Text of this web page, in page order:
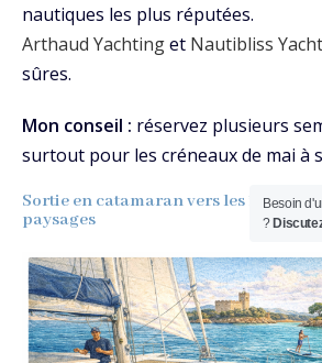
nautiques les plus réputées.
Arthaud Yachtinget Nautibliss Yacht
sûres.
Mon conseil : réservez plusieurs
surtout pour les créneaux de mai à
Sortie en catamaran vers les îles :
paysages
Besoin
?